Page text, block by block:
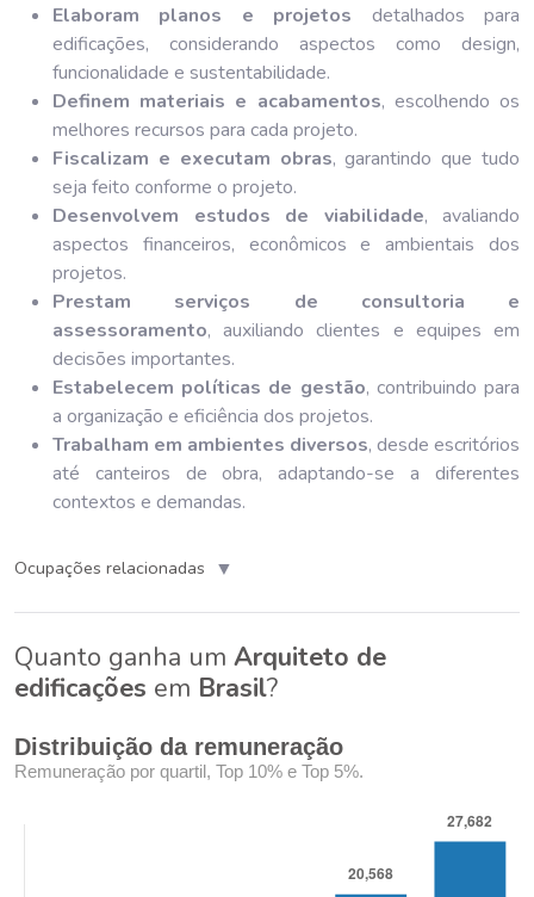
Elaboram planos e projetos detalhados para
edificações, considerando aspectos como design,
funcionalidade e sustentabilidade.
Definem materiais e acabamentos, escolhendo os
melhores recursos para cada projeto.
Fiscalizam e executam obras, garantindo que tudo
seja feito conforme o projeto.
Desenvolvem estudos de viabilidade, avaliando
aspectos financeiros, econômicos e ambientais dos
projetos.
Prestam serviços de consultoria e
assessoramento, auxiliando clientes e equipes em
decisões importantes.
Estabelecem políticas de gestão, contribuindo para
a organização e eficiência dos projetos.
Trabalham em ambientes diversos, desde escritórios
até canteiros de obra, adaptando-se a diferentes
contextos e demandas.
Ocupações relacionadas ▼
Quanto ganha um Arquiteto de
edificações em Brasil?
Distribuição da remuneração
Remuneração por quartil, Top 10% e Top 5%.